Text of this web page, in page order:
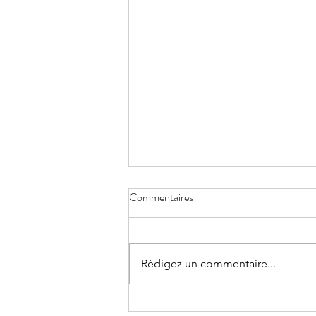
Réduire la voilure
Commentaires
Rédigez un commentaire...